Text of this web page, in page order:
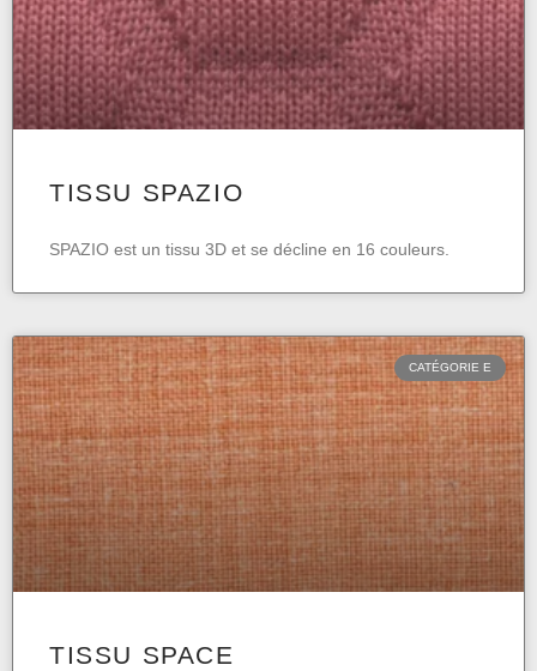
TISSU SPAZIO
SPAZIO est un tissu 3D et se décline en 16 couleurs.
CATÉGORIE E
TISSU SPACE